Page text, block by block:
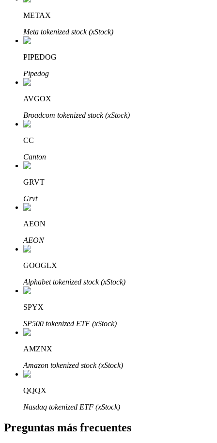
Inversión automática
Obtenga ganancias a largo plazo e intereses flexibles
Aprender Staking
Obtenga más información sobre cómo obtener ingresos pasivos
Bitrue
Bitrue Partners
METAX
Meta tokenized stock (xStock)
PIPEDOG
Pipedog
AVGOX
Broadcom tokenized stock (xStock)
CC
Canton
GRVT
Grvt
AEON
AEON
GOOGLX
Alphabet tokenized stock (xStock)
SPYX
SP500 tokenized ETF (xStock)
AMZNX
Amazon tokenized stock (xStock)
QQQX
Nasdaq tokenized ETF (xStock)
Preguntas más frecuentes